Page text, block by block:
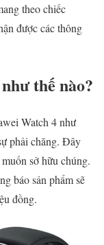
theo chiếc
được các thông
thế nào?
Watch 4 như
phải chăng. Đây
sở hữu chúng.
báo sản phẩm sẽ
đồng.